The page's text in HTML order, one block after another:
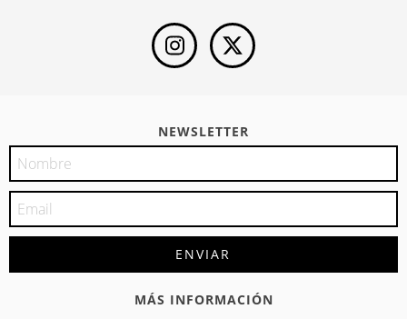
NEWSLETTER
MÁS INFORMACIÓN